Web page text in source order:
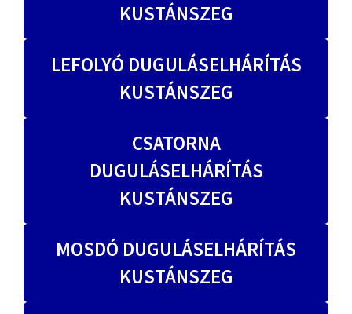
KUSTÁNSZEG
LEFOLYÓ DUGULÁSELHÁRÍTÁS
KUSTÁNSZEG
CSATORNA
DUGULÁSELHÁRÍTÁS
KUSTÁNSZEG
MOSDÓ DUGULÁSELHÁRÍTÁS
KUSTÁNSZEG